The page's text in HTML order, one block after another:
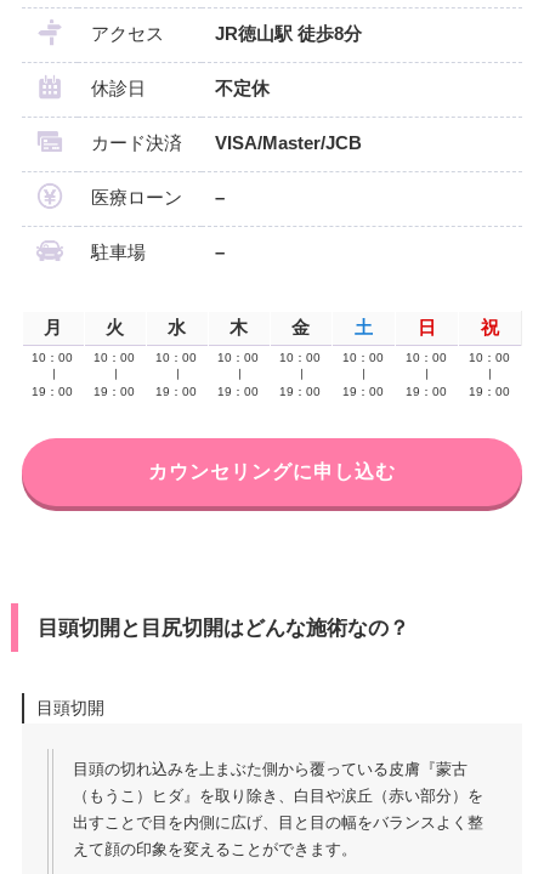
アクセス JR徳山駅 徒歩8分
休診日 不定休
カード決済 VISA/Master/JCB
医療ローン –
駐車場 –
月 火 水 木 金 土 日 祝
10：00
19：00
10：00
19：00
10：00
19：00
10：00
19：00
10：00
19：00
10：00
19：00
10：00
19：00
10：00
19：00
カウンセリングに申し込む
目頭切開と目尻切開はどんな施術なの？
目頭切開
目頭の切れ込みを上まぶた側から覆っている皮膚『蒙古
（もうこ）ヒダ』を取り除き、白目や涙丘（赤い部分）を
出すことで目を内側に広げ、目と目の幅をバランスよく整
えて顔の印象を変えることができます。